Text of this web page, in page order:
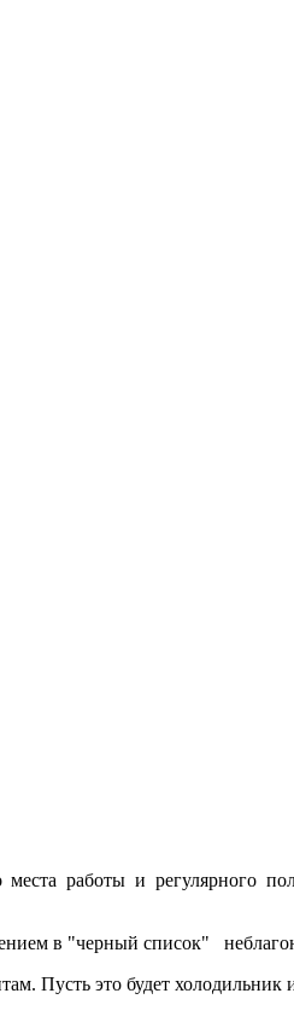
работы и регулярного
в "черный список"
Пусть это будет